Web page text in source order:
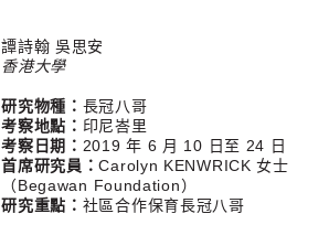
譚詩翰 吳思安
香港大學
研究物種： 長冠八哥
考察地點： 印尼峇里
考察日期： 2019 年 6 月 10 日至 24 日
首席研究員：Carolyn KENWRICK 女士
（Begawan Foundation）
研究重點： 社區合作保育長冠八哥